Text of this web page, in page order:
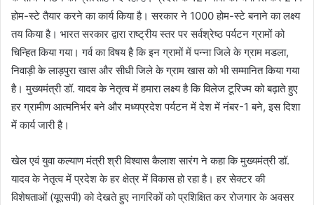
होम-स्टे तैयार करने का कार्य किया है। सरकार ने 1000 होम-स्टे बनाने का लक्ष्य
तय किया है। भारत सरकार द्वारा राष्ट्रीय स्तर पर सर्वश्रेष्ठ पर्यटन ग्रामों को
चिन्हित किया गया। गर्व का विषय है कि इन ग्रामों में पन्ना जिले के ग्राम मडला,
निवाड़ी के लाड़पुरा खास और सीधी जिले के ग्राम खास को भी सम्मानित किया गया
है। मुख्यमंत्री डॉ. यादव के नेतृत्व में हमारा लक्ष्य है कि विलेज टूरिज्म को बढ़ाते हुए
हर ग्रामीण आत्मनिर्भर बने और मध्यप्रदेश पर्यटन में देश में नंबर-1 बने, इस दिशा
में कार्य जारी है।
खेल एवं युवा कल्याण मंत्री श्री विश्वास कैलाश सारंग ने कहा कि मुख्यमंत्री डॉ.
यादव के नेतृत्व में प्रदेश के हर क्षेत्र में विकास हो रहा है। हर सेक्टर की
विशेषताओं (यूएसपी) को देखते हुए नागरिकों को प्रशिक्षित कर रोजगार के अवसर